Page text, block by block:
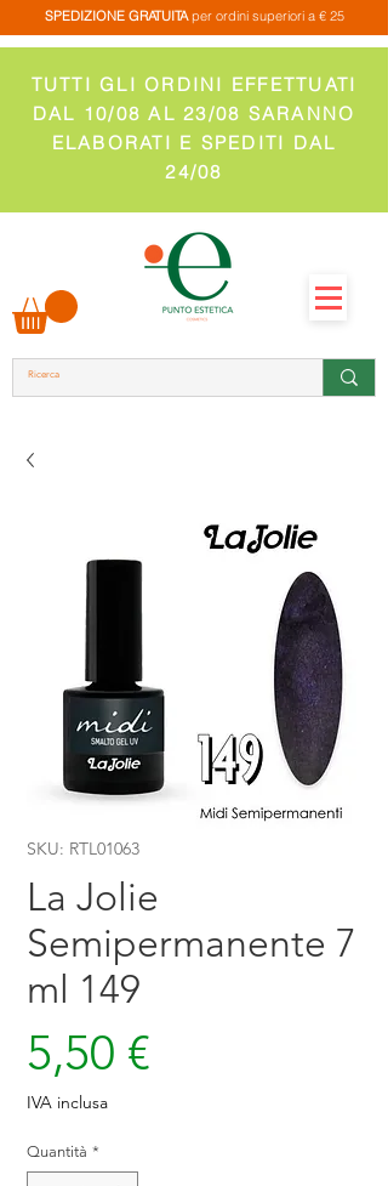
SPEDIZIONE GRATUITAper ordini superiori a € 25
TUTTI GLI ORDINI EFFETTUATI
DAL 10/08 AL 23/08 SARANNO
ELABORATI E SPEDITI DAL
24/08
SKU: RTL01063
La Jolie
Semipermanente 7
ml 149
5,50 €
IVA inclusa
Quantità *